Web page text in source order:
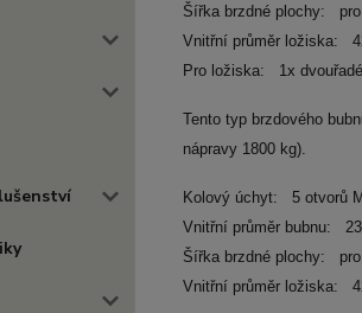
Šířka brzdné plochy:
Vnitřní průměr ložiska:
Pro ložiska: 1x
Tento typ brzdového
nápravy 1800 kg).
Kolový úchyt: 5 otvorů
Vnitřní průměr bubnu:
Šířka brzdné plochy:
Vnitřní průměr ložiska: